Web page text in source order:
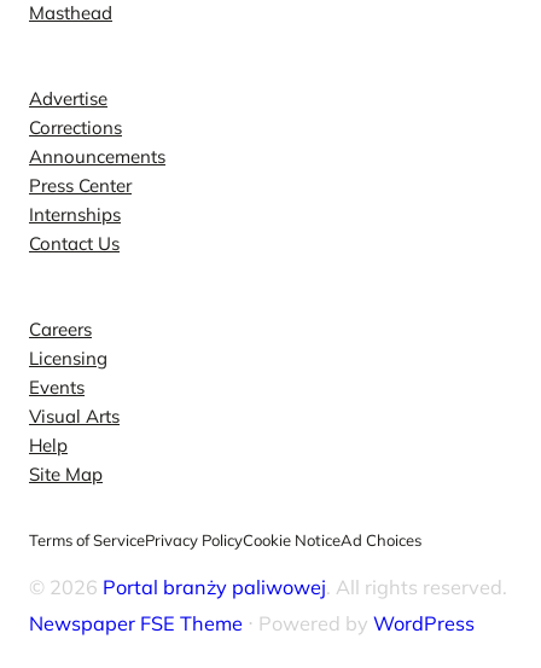
Masthead
Advertise
Corrections
Announcements
Press Center
Internships
Contact Us
Careers
Licensing
Events
Visual Arts
Help
Site Map
Terms of ServicePrivacy PolicyCookie NoticeAd Choices
© 2026 Portal branży paliwowej. All rights reserved.
Newspaper FSE Theme ⋅ Powered by WordPress